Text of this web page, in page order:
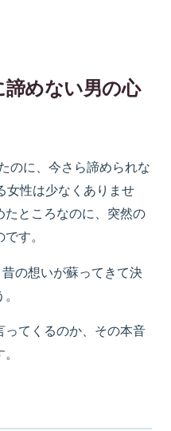
めない男の心
のに、今さら諦められな
女性は少なくありませ
たところなのに、突然の
す。
の想いが蘇ってきて決
ってくるのか、その本音